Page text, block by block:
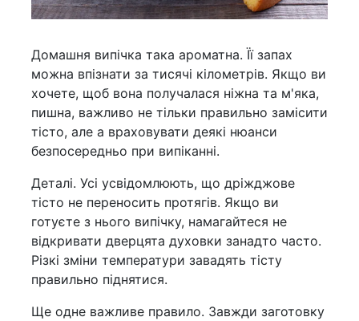
Домашня випічка така ароматна. Її запах
можна впізнати за тисячі кілометрів. Якщо ви
хочете, щоб вона получалася ніжна та м'яка,
пишна, важливо не тільки правильно замісити
тісто, але а враховувати деякі нюанси
безпосередньо при випіканні.
Деталі. Усі усвідомлюють, що дріжджове
тісто не переносить протягів. Якщо ви
готуєте з нього випічку, намагайтеся не
відкривати дверцята духовки занадто часто.
Різкі зміни температури завадять тісту
правильно піднятися.
Ще одне важливе правило. Завжди заготовку